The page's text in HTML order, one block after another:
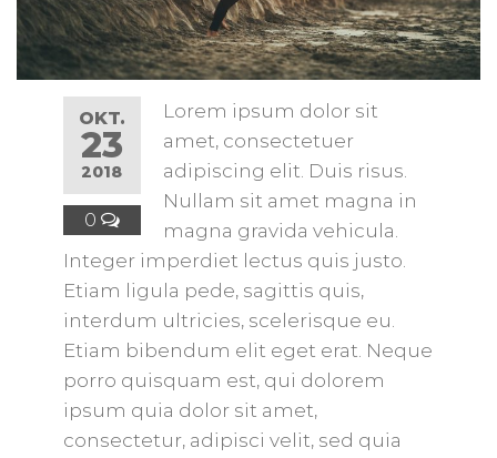
OKT.
23
2018
0
Lorem ipsum dolor sit
amet, consectetuer
adipiscing elit. Duis risus.
Nullam sit amet magna in
magna gravida vehicula.
Integer imperdiet lectus quis justo.
Etiam ligula pede, sagittis quis,
interdum ultricies, scelerisque eu.
Etiam bibendum elit eget erat. Neque
porro quisquam est, qui dolorem
ipsum quia dolor sit amet,
consectetur, adipisci velit, sed quia